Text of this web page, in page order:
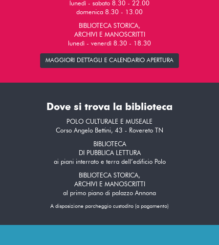
lunedì - sabato 8.30 - 22.00
domenica 8.30 - 13.00
BIBLIOTECA STORICA,
ARCHIVI E MANOSCRITTI
lunedì - venerdì 8.30 - 18.30
MAGGIORI DETTAGLI E CALENDARIO APERTURA
Dove si trova la biblioteca
POLO CULTURALE E MUSEALE
Corso Angelo Bettini, 43 - Rovereto TN
BIBLIOTECA
DI PUBBLICA LETTURA
ai piani interrato e terra dell’edificio Polo
BIBLIOTECA STORICA,
ARCHIVI E MANOSCRITTI
al primo piano di palazzo Annona
A disposizione parcheggio custodito (a pagamento)